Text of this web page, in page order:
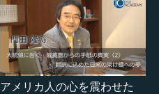
アメリカ人の心を震わせた